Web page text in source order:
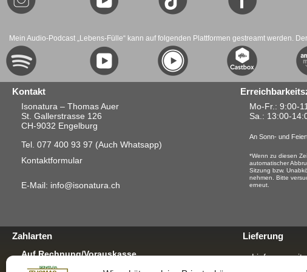
Mein Audio-Podcast „Lebens-Fülle“ kann auf folgenden Plattformen gestreamt werden.
Kontakt
Isonatura – Thomas Auer
St. Gallerstrasse 126
CH-9032 Engelburg
Tel. 077 400 93 97 (Auch Whatsapp)
Kontaktformular
E-Mail: info@isonatura.ch
Mo-Fr.: 9:00-
Sa. : 13:00-
An Sonn- und
*Wenn zu diesen
automatischer
Sitzung bzw.
nehmen. Bitte
erneut.
Zahlarten
Auf Rechnung/Vorauskasse
Lieferung
Lieferung mit